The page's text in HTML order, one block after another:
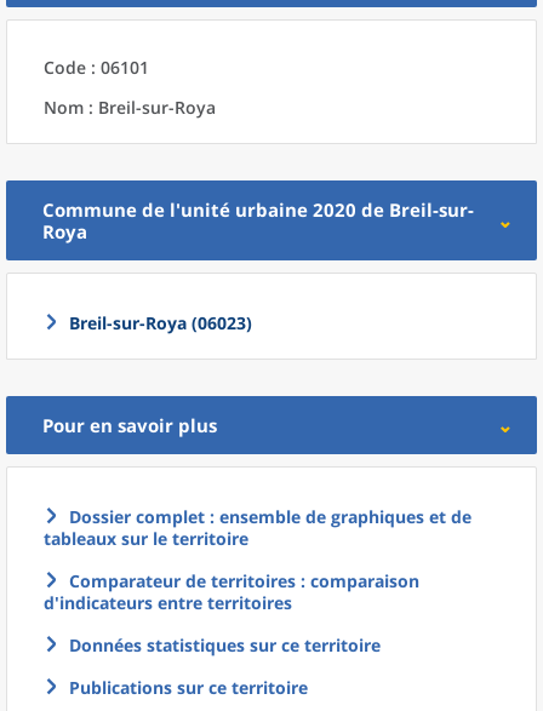
Code : 06101
Nom : Breil-sur-Roya
Commune de l'unité urbaine 2020 de Breil-sur-
Roya
Breil-sur-Roya (06023)
Pour en savoir plus
Dossier complet : ensemble de graphiques et de
tableaux sur le territoire
Comparateur de territoires : comparaison
d'indicateurs entre territoires
Données statistiques sur ce territoire
Publications sur ce territoire